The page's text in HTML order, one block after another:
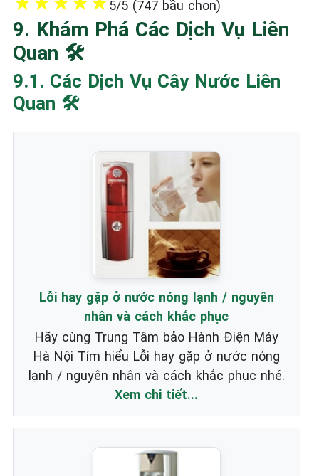
5/5 (747 bầu chọn)
9. Khám Phá Các Dịch Vụ Liên
Quan 🛠️
9.1. Các Dịch Vụ Cây Nước Liên
Quan 🛠️
Lỗi hay gặp ở nước nóng lạnh / nguyên
nhân và cách khắc phục
Hãy cùng Trung Tâm bảo Hành Điện Máy
Hà Nội Tím hiểu Lỗi hay gặp ở nước nóng
lạnh / nguyên nhân và cách khắc phục nhé.
Xem chi tiết...